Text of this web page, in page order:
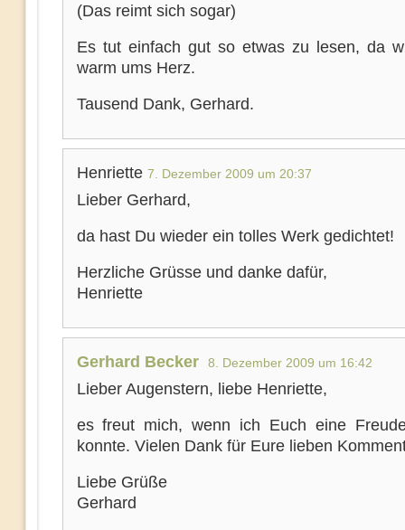
(Das reimt sich sogar)
Es tut einfach gut so etwas zu lesen, da
warm ums Herz.
Tausend Dank, Gerhard.
Henriette 7. Dezember 2009 um 20:37
Lieber Gerhard,
da hast Du wieder ein tolles Werk gedichtet!
Herzliche Grüsse und danke dafür,
Henriette
Gerhard Becker 8. Dezember 2009 um 16:42
Lieber Augenstern, liebe Henriette,
es freut mich, wenn ich Euch eine
konnte. Vielen Dank für Eure lieben
Liebe Grüße
Gerhard